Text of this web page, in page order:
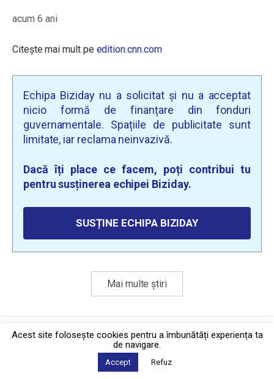
acum 6 ani
Citește mai mult pe edition.cnn.com
Echipa Biziday nu a solicitat și nu a acceptat
nicio formă de finanțare din fonduri
guvernamentale. Spațiile de publicitate sunt
limitate, iar reclama neinvazivă.
Dacă îți place ce facem, poți contribui tu
pentru susținerea echipei Biziday.
SUSȚINE ECHIPA BIZIDAY
Mai multe știri
Politica de confidențialitate·Contact
2026 © Biziday
Acest site foloseşte cookies pentru a îmbunătăți experiența ta
de navigare.
Accept Refuz